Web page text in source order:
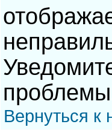
Вернуться к